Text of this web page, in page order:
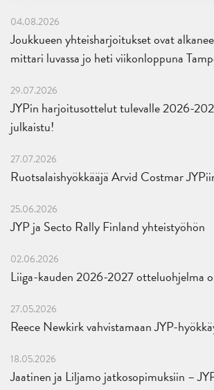
04.08.2026
Joukkueen yhteisharjoitukset ovat
mittari luvassa jo heti viikonloppuna
29.07.2026
JYPin harjoitusottelut tulevalle 2026-
julkaistu!
27.07.2026
Ruotsalaishyökkääjä Arvid Costmar
25.06.2026
JYP ja Secto Rally Finland yhteistyöhön
02.06.2026
Liiga-kauden 2026-2027 otteluohjelma
27.05.2026
Reece Newkirk vahvistamaan JYP-
18.05.2026
Jaatinen ja Liljamo jatkosopimuksiin –